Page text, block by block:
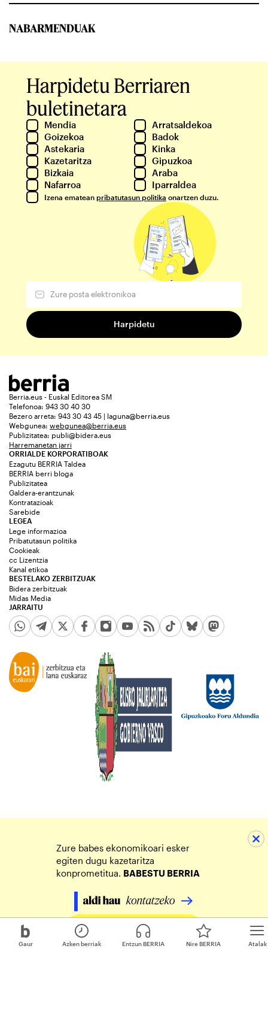
Gaur Atalak
Azken berriak Entzun BERRIA Nire BERRIA
NABARMENDUAK
Harpidetu Berriaren
buletinetara
Mendia
Arratsaldekoa
Goizekoa
Badok
Astekaria
Kinka
Kazetaritza
Gipuzkoa
Bizkaia
Araba
Nafarroa
Iparraldea
Izena ematean pribatutasun politika onartzen duzu.
Berria.eus - Euskal Editorea SM
Telefonoa: 943 30 40 30
Bezero arreta: 943 30 43 45 | laguna@berria.eus
Webgunea: webgunea@berria.eus
Publizitatea: publi@bidera.eus
Harremanetan jarri
ORRIALDE KORPORATIBOAK
Ezagutu BERRIA Taldea
BERRIA berri bloga
Publizitatea
Galdera-erantzunak
Kontratazioak
Sarebide
JARRAITU
LEGEA
Lege informazioa
Pribatutasun politika
Cookieak
cc Lizentzia
Kanal etikoa
BESTELAKO ZERBITZUAK
Bidera zerbitzuak
Midas Media
Zure babes ekonomikoari esker
egiten dugu kazetaritza
konprometitua. BABESTU BERRIA
Egin zure ekarpena